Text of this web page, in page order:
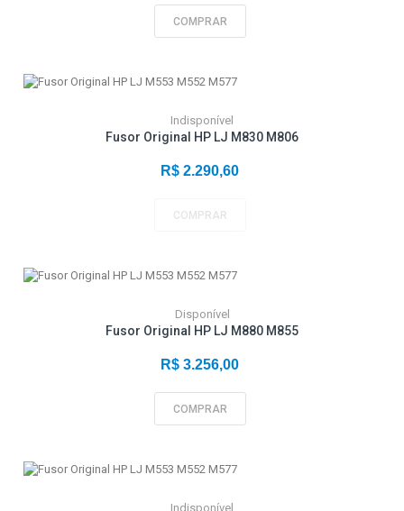
COMPRAR
Indisponível
Fusor Original HP LJ M830 M806
R$ 2.290,60
COMPRAR
Disponível
Fusor Original HP LJ M880 M855
R$ 3.256,00
COMPRAR
Indisponível